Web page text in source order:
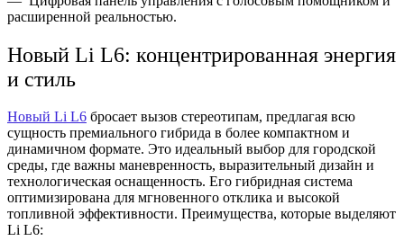
расширенной реальностью.
Новый Li L6: концентрированная энергия
и стиль
Новый Li L6 бросает вызов стереотипам, предлагая всю
сущность премиального гибрида в более компактном и
динамичном формате. Это идеальный выбор для городской
среды, где важны маневренность, выразительный дизайн и
технологическая оснащенность. Его гибридная система
оптимизирована для мгновенного отклика и высокой
топливной эффективности. Преимущества, которые выделяют
Li L6: